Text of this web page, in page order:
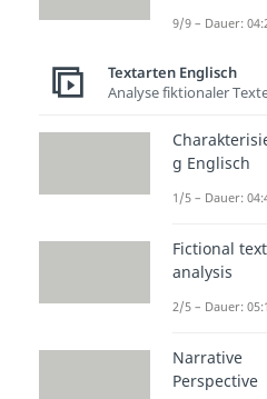
Nick
erzählt
Gatsby
war
Jay
9/9 – Dauer:
Textarten Englisch
Analyse fiktionaler
g Englisch
1/5 – Dauer:
Fictional text
analysis
2/5 – Dauer:
Narrative
Perspective